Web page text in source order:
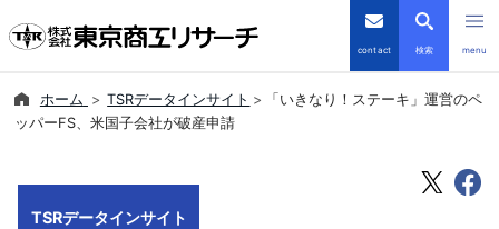
contact 検索 menu
倒産・注目企業情報
ホーム TSRデータインサイト
「いきなり！ステーキ」運営のペ
ッパーFS、米国子会社が破産申請
TSRデータインサイト